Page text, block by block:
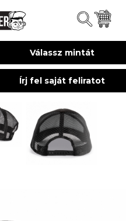
Válassz mintát
Írj fel saját feliratot